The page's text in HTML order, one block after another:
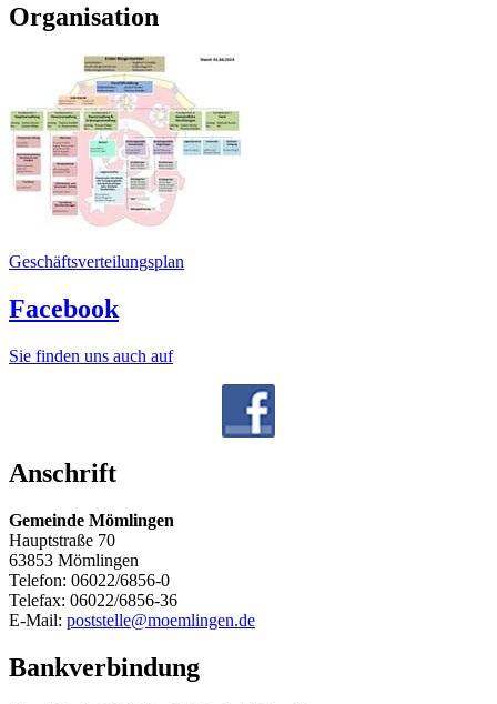
Organisation
Geschäftsverteilungsplan
Facebook
Sie finden uns auch auf
Anschrift
Gemeinde Mömlingen
Hauptstraße 70
63853 Mömlingen
Telefon: 06022/6856-0
Telefax: 06022/6856-36
E-Mail: poststelle@moemlingen.de
Bankverbindung